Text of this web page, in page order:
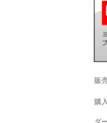
販
購
ダ